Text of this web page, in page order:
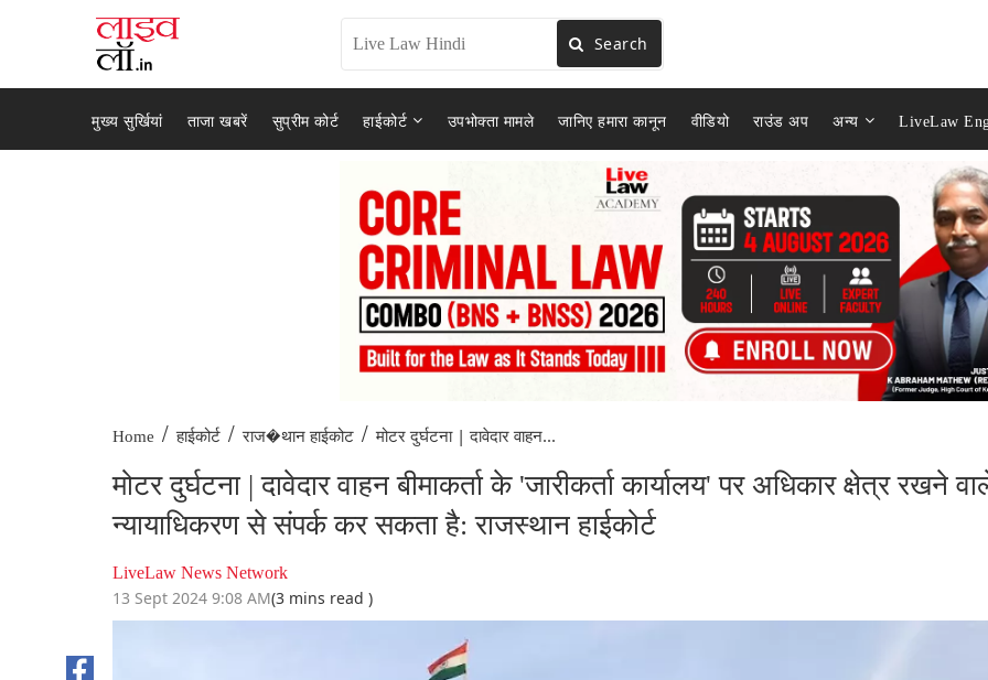
Search
मुख्य सुर्खियां ताजा खबरें सुप्रीम कोर्ट हाईकोर्ट उपभोक्ता मामले जानिए हमारा कानून वीडियो राउंड अप अन्य LiveLaw
Home / हाईकोर्ट / राज�थान हाईकोट / मोटर दुर्घटना | दावेदार वाहन...
मोटर दुर्घटना | दावेदार वाहन बीमाकर्ता के 'जारीकर्ता कार्यालय' पर अधिकार क्षेत्र रखने
न्यायाधिकरण से संपर्क कर सकता है: राजस्थान हाईकोर्ट
LiveLaw News Network
13 Sept 2024 9:08 AM(3 mins read )